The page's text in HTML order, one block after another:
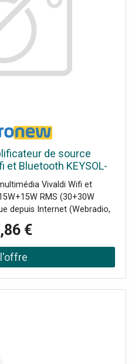
de source
et Bluetooth KEYSOL-
15S
Vivaldi Wifi et
RMS (30+30W
depuis Internet (Webradio,
depuis vos appareils via
l'application gratuite
et App Store
€